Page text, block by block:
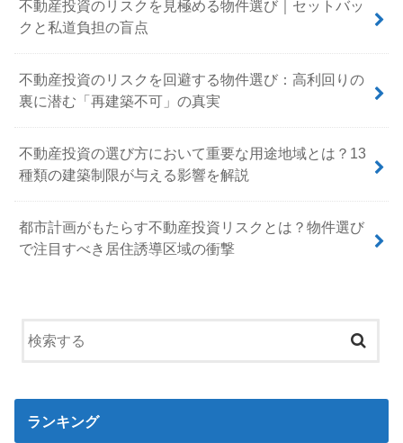
不動産投資のリスクを見極める物件選び｜セットバッ
クと私道負担の盲点
不動産投資のリスクを回避する物件選び：高利回りの
裏に潜む「再建築不可」の真実
不動産投資の選び方において重要な用途地域とは？13
種類の建築制限が与える影響を解説
都市計画がもたらす不動産投資リスクとは？物件選び
で注目すべき居住誘導区域の衝撃
ランキング